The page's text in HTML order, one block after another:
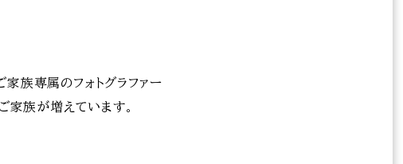
族専属のフォトグラファー
家族が増えています。